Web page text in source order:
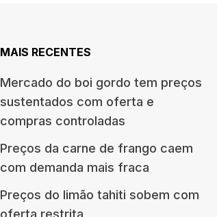
MAIS RECENTES
Mercado do boi gordo tem preços
sustentados com oferta e
compras controladas
Preços da carne de frango caem
com demanda mais fraca
Preços do limão tahiti sobem com
oferta restrita